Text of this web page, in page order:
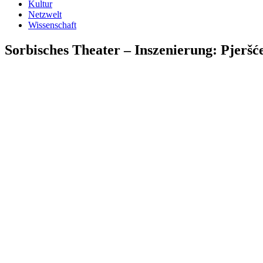
Kultur
Netzwelt
Wissenschaft
Sorbisches Theater – Inszenierung: